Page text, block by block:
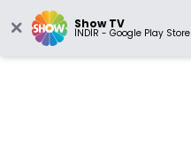
Show TV
İNDİR - Google Play Store